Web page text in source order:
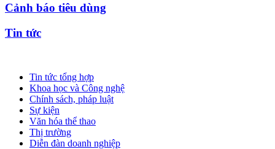
Cảnh báo tiêu dùng
Tin tức
Tin tức tổng hợp
Khoa học và Công nghệ
Chính sách, pháp luật
Sự kiện
Văn hóa thể thao
Thị trường
Diễn đàn doanh nghiệp